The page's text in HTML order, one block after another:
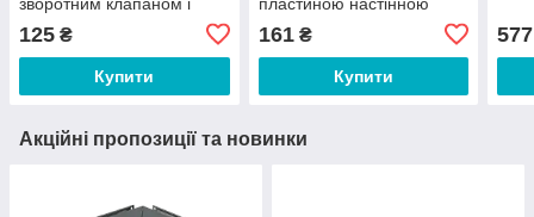
125 ₴
Купити
161₴
Купити
577
Акційні пропозиції та новинки